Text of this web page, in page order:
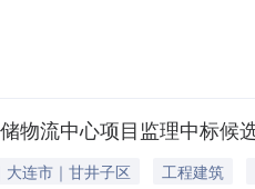
泛华建设咨询管理有限公司中标
物流中心项目监理中标候
大连市｜甘井子区
工程建筑